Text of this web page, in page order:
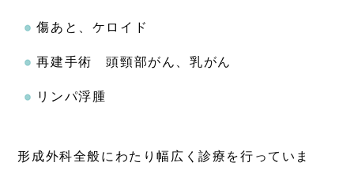
傷あと、ケロイド
再建手術 頭頸部がん、乳がん
リンパ浮腫
形成外科全般にわたり幅広く診療を行っていま